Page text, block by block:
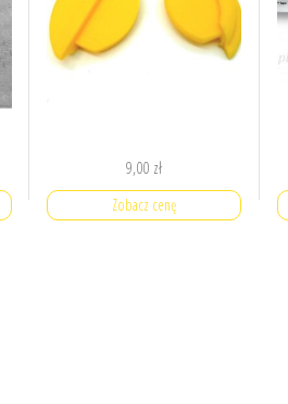
9,00 zł
Zobacz cenę